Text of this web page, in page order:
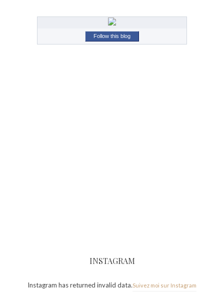
Follow this blog
INSTAGRAM
Instagram has returned invalid data.Suivez moi sur Instagram